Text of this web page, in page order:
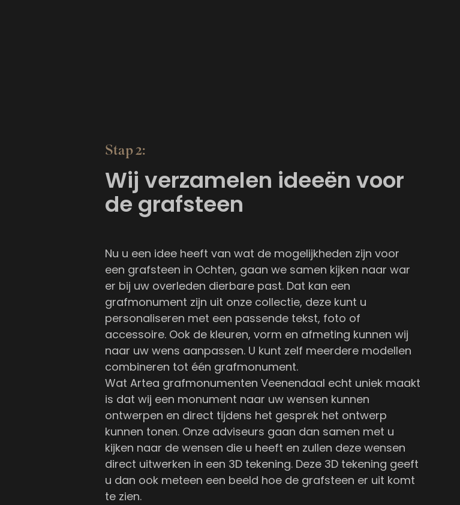
Stap 2:
Wij verzamelen ideeën voor
de grafsteen
Nu u een idee heeft van wat de mogelijkheden zijn voor
een grafsteen in Ochten, gaan we samen kijken naar war
er bij uw overleden dierbare past. Dat kan een
grafmonument zijn uit onze collectie, deze kunt u
personaliseren met een passende tekst, foto of
accessoire. Ook de kleuren, vorm en afmeting kunnen wij
naar uw wens aanpassen. U kunt zelf meerdere modellen
combineren tot één grafmonument.
Wat Artea grafmonumenten Veenendaal echt uniek maakt
is dat wij een monument naar uw wensen kunnen
ontwerpen en direct tijdens het gesprek het ontwerp
kunnen tonen. Onze adviseurs gaan dan samen met u
kijken naar de wensen die u heeft en zullen deze wensen
direct uitwerken in een 3D tekening. Deze 3D tekening geeft
u dan ook meteen een beeld hoe de grafsteen er uit komt
te zien.